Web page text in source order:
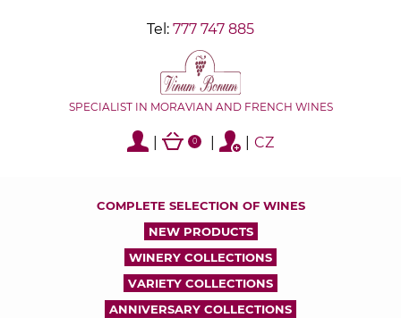
Tel: 777 747 885
SPECIALIST IN MORAVIAN AND FRENCH WINES
0 CZ
COMPLETE SELECTION OF WINES
NEW PRODUCTS
WINERY COLLECTIONS
VARIETY COLLECTIONS
ANNIVERSARY COLLECTIONS